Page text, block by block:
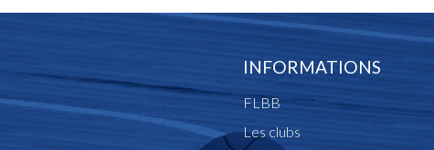
INFORMATIONS
FLBB
Les clubs